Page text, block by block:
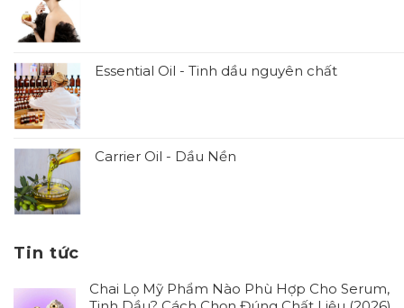
Essential Oil - Tinh dầu nguyên chất
Carrier Oil - Dầu Nền
Tin tức
Chai Lọ Mỹ Phẩm Nào Phù Hợp Cho Serum,